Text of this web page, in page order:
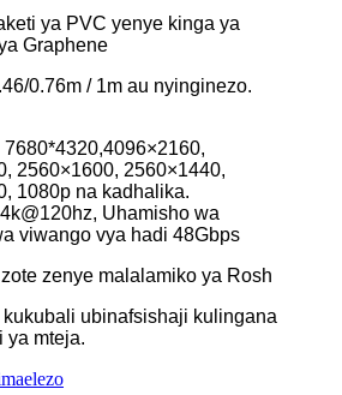
ya PVC yenye kinga ya
Graphene
0.76m / 1m au nyinginezo.
2560×1600, 2560×1440,
1080p na kadhalika.
Uhamisho wa
viwango vya hadi 48Gbps
zenye malalamiko ya Rosh
ubinafsishaji kulingana
ya mteja.
maelezo